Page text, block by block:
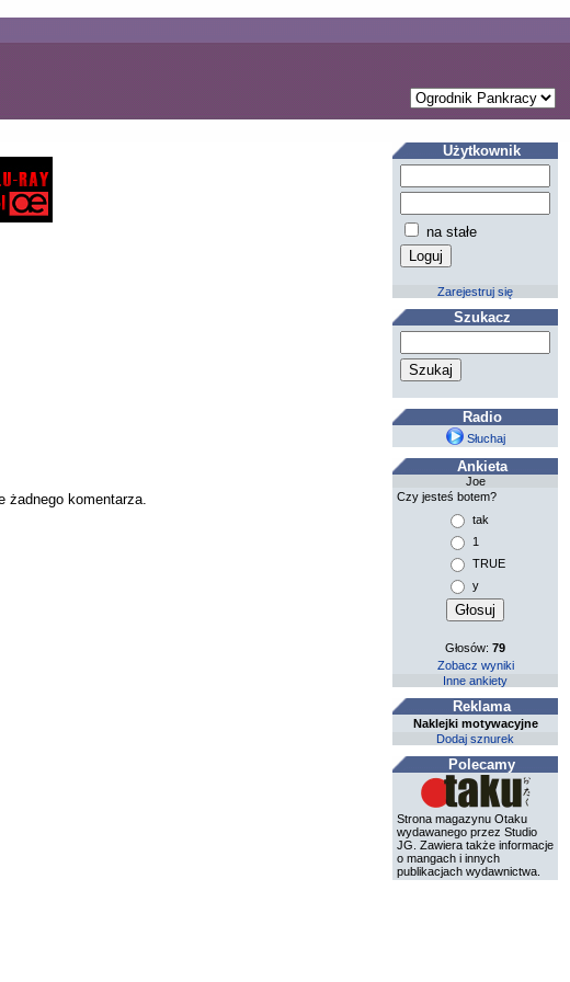
żadnego komentarza.
Użytkownik
na stałe
Zarejestruj się
Szukacz
Radio
Słuchaj
Ankieta
Joe
Czy jesteś botem?
tak
1
TRUE
y
Głosów:79
Zobacz wyniki
Inne ankiety
Reklama
Naklejki motywacyjne
Dodaj sznurek
Polecamy
Strona magazynu Otaku
wydawanego przez Studio
JG. Zawiera także informacje
o mangach i innych
publikacjach wydawnictwa.